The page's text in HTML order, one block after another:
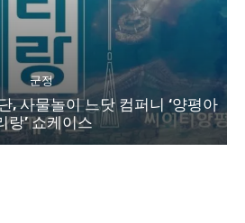
군정
, 사물놀이 느닷 컴퍼니 ‘양평아
랑’ 쇼케이스